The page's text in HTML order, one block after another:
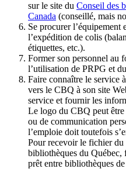
sur le site du Conseil des
Canada (conseillé, mais
Se procurer l’équipement
l’expédition de colis
étiquettes, etc.).
Former son personnel au
l’utilisation de PRPG et
Faire connaître le service
vers le CBQ à son site
service et fournir les
Le logo du CBQ peut
ou de communication
l’emploie doit toutefois
Pour recevoir le fichier
bibliothèques du Québec,
prêt entre bibliothèques